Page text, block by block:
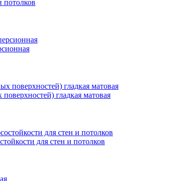
потолков
гладкая матовая
для стен и потолков